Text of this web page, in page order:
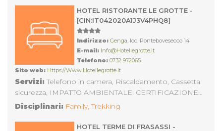
HOTEL RISTORANTE LE GROTTE -
[CIN:IT042020A1J3V4PHQ8]
Indirizzo: Genga, loc. Pontebovesecco 14
E-mail: Info@hotellegrotte.it
Telefono: 0732 972065
Sito web: Https://www.hotellegrotte.it
Servizi: Telefono in camera, Riscaldamento, Cassetta
sicurezza, IMPATTO AMBIENTALE: CERTIFICAZIONE
ECOLABEL, Frigo bar, TV, Fitness e Centro Benessere,
Qualità, Piscina Scoperta con Idromassaggio, Francese,
Disciplinari: Family,Trekking
HOTEL TERME DI FRASASSI -